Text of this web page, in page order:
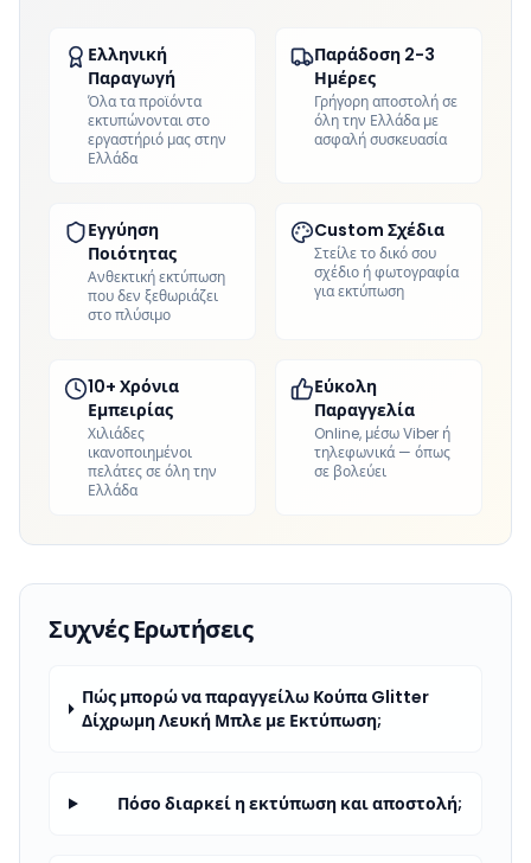
Ελληνική
Παραγωγή
Όλα τα προϊόντα
εκτυπώνονται στο
εργαστήριό μας στην
Ελλάδα
Παράδοση 2-3
Ημέρες
Γρήγορη αποστολή σε
όλη την Ελλάδα με
ασφαλή συσκευασία
Εγγύηση
Ποιότητας
Ανθεκτική εκτύπωση
που δεν ξεθωριάζει
στο πλύσιμο
Custom Σχέδια
Στείλε το δικό σου
σχέδιο ή φωτογραφία
για εκτύπωση
10+ Χρόνια
Εμπειρίας
Χιλιάδες
ικανοποιημένοι
πελάτες σε όλη την
Ελλάδα
Εύκολη
Παραγγελία
Online, μέσω Viber ή
τηλεφωνικά — όπως
σε βολεύει
Συχνές Ερωτήσεις
Πώς μπορώ να παραγγείλω Κούπα Glitter
Δίχρωμη Λευκή Μπλε με Εκτύπωση;
Πόσο διαρκεί η εκτύπωση και αποστολή;